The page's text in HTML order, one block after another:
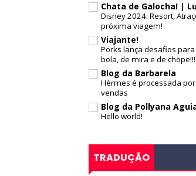
Chata de Galocha! |
Disney 2024: Resort,
próxima viagem!
Viajante!
Porks lança desafios
bola, de mira e de chope!!!
Blog da Barbarela
Hèrmes é processada
vendas
Blog da Pollyana
Hello world!
TRADUÇÃO